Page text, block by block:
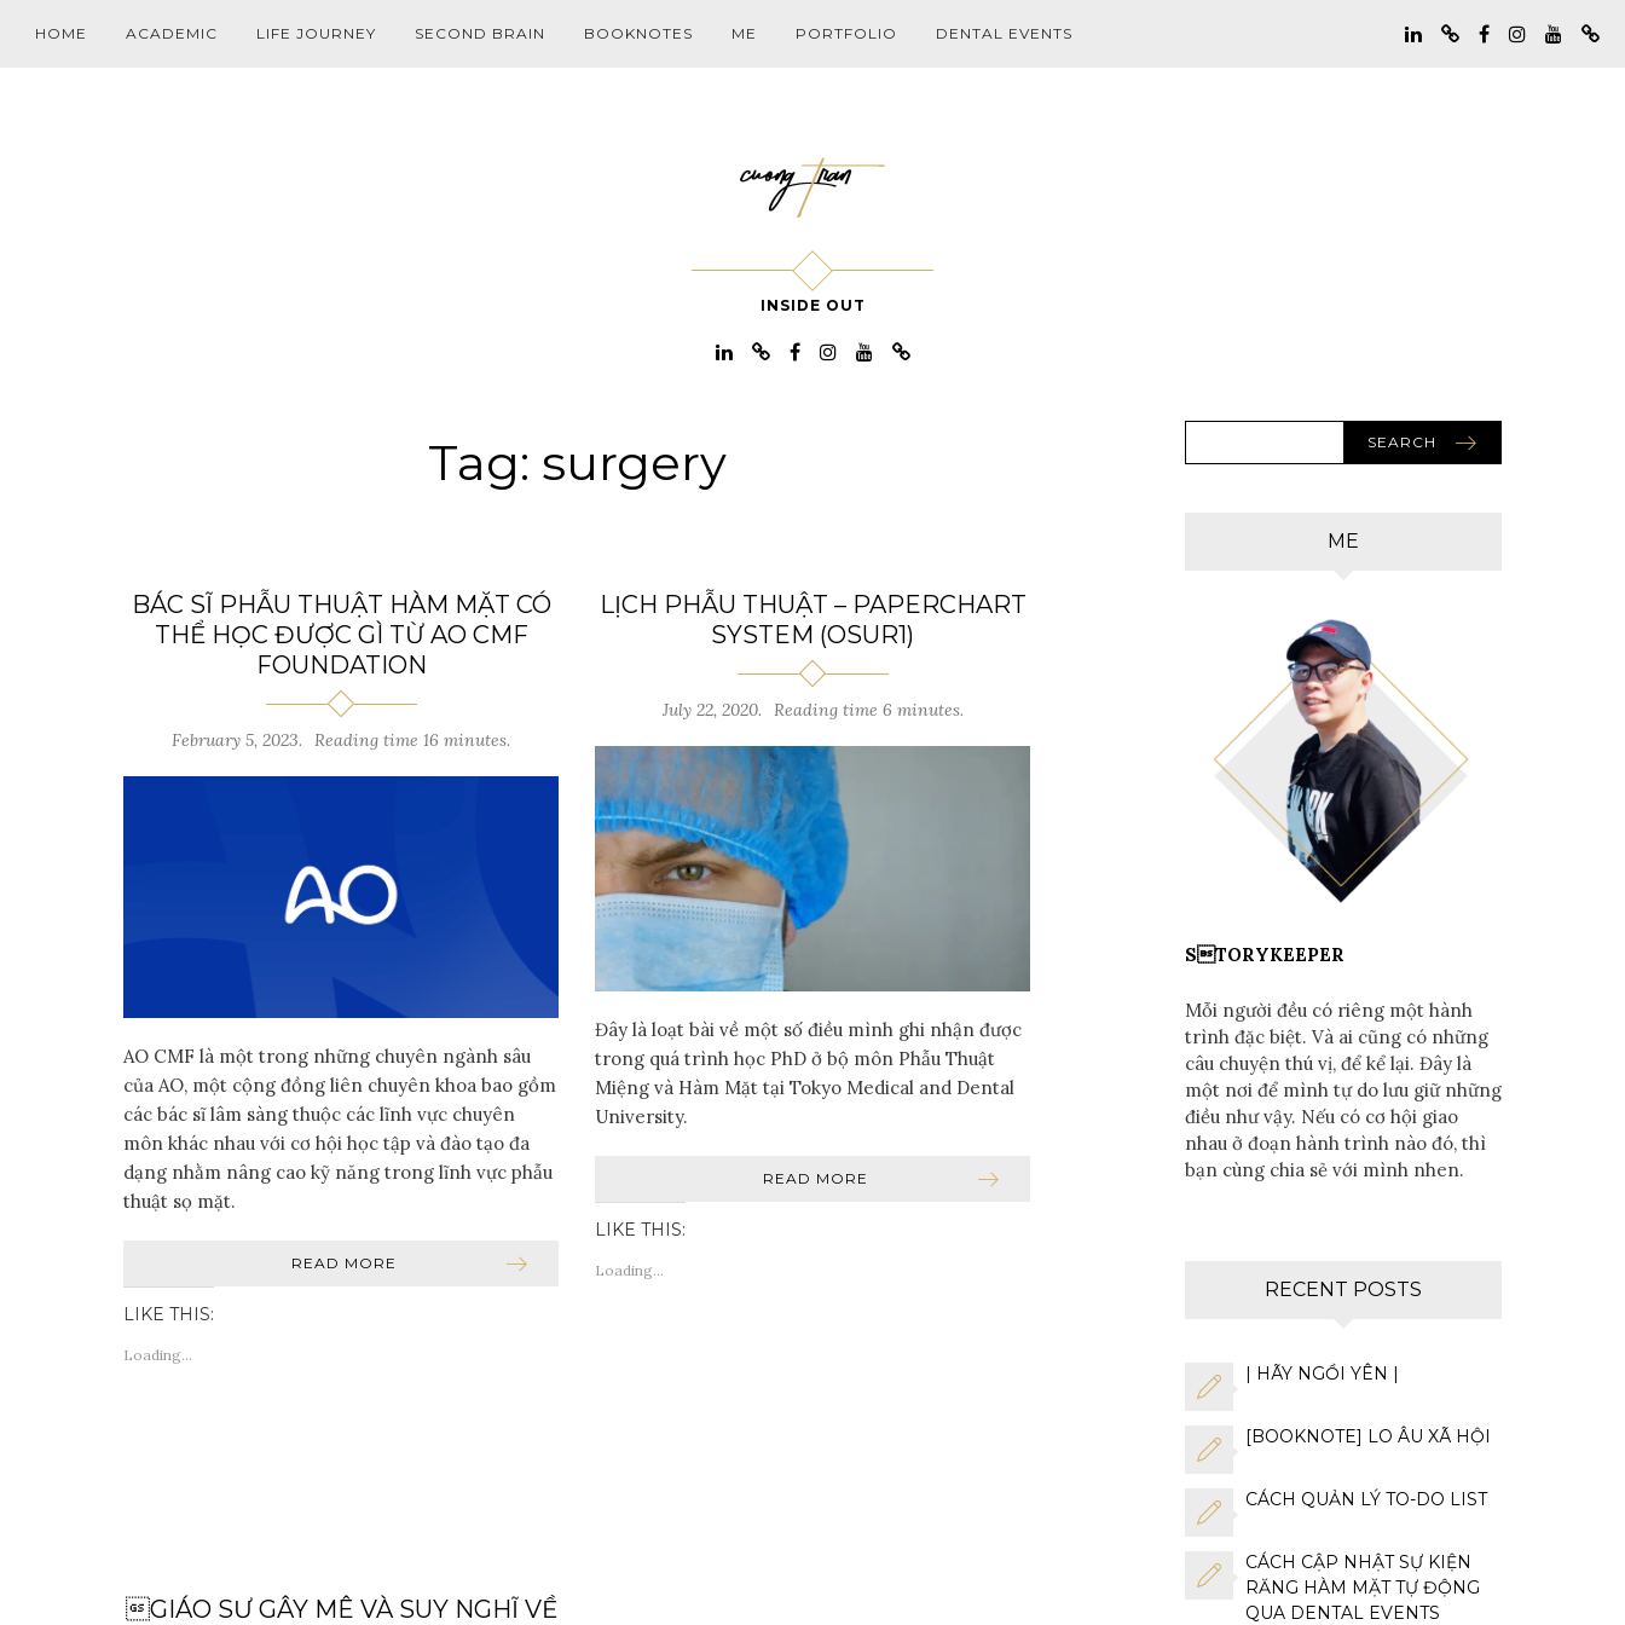
HOME ACADEMIC LIFE JOURNEY SECOND BRAIN BOOKNOTES ME PORTFOLIO DENTAL EVENTS
INSIDE OUT
Tag: surgery
BÁC SĨ PHẪU THUẬT HÀM MẶT CÓ
THỂ HỌC ĐƯỢC GÌ TỪ AO CMF
FOUNDATION
February 5, 2023. Reading time 16 minutes.
AO CMF là một trong những chuyên ngành sâu
của AO, một cộng đồng liên chuyên khoa bao gồm
các bác sĩ lâm sàng thuộc các lĩnh vực chuyên
môn khác nhau với cơ hội học tập và đào tạo đa
dạng nhằm nâng cao kỹ năng trong lĩnh vực phẫu
thuật sọ mặt.
READ MORE
LIKE THIS:
Loading...
LỊCH PHẪU THUẬT – PAPERCHART
SYSTEM (OSUR1)
July 22, 2020. Reading time 6 minutes.
Đây là loạt bài về một số điều mình ghi nhận được
trong quá trình học PhD ở bộ môn Phẫu Thuật
Miệng và Hàm Mặt tại Tokyo Medical and Dental
University.
READ MORE
LIKE THIS:
Loading...
GIÁO SƯ GÂY MÊ VÀ SUY NGHĨ VỀ
SEARCH
ME
STORYKEEPER
Mỗi người đều có riêng một hành
trình đặc biệt. Và ai cũng có những
câu chuyện thú vị, để kể lại. Đây là
một nơi để mình tự do lưu giữ những
điều như vậy. Nếu có cơ hội giao
nhau ở đoạn hành trình nào đó, thì
bạn cùng chia sẻ với mình nhen.
RECENT POSTS
| HÃY NGỒI YÊN |
[BOOKNOTE] LO ÂU XÃ HỘI
CÁCH QUẢN LÝ TO-DO LIST
CÁCH CẬP NHẬT SỰ KIỆN
RĂNG HÀM MẶT TỰ ĐỘNG
QUA DENTAL EVENTS